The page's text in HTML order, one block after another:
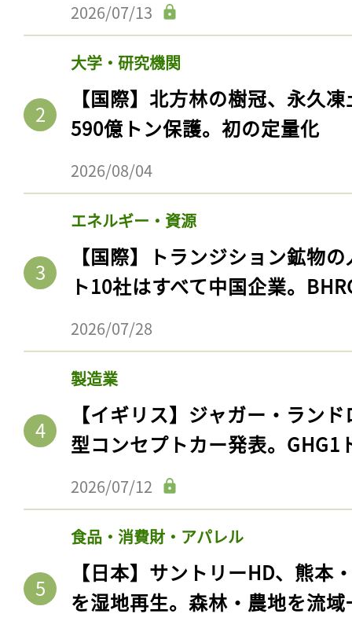
2026/07/13
大学・研究機関
【国際】北方林の樹冠、永久
590億トン保護。初の定量化
2026/08/04
エネルギー・資源
【国際】トランジション鉱物
ト10社はすべて中国企業。
2026/07/28
製造業
【イギリス】ジャガー・ラン
型コンセプトカー発表。GHG1
2026/07/12
食品・消費財・アパレル
【日本】サントリーHD、熊本
を湿地再生。森林・農地を流
記事をお気に入りに
ログイン
会員登録